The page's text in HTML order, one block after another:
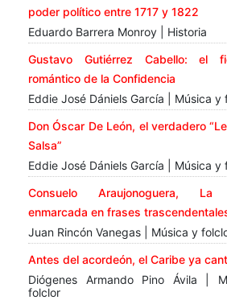
poder político entre 1717 y 1822
Eduardo Barrera Monroy | Historia
Gustavo Gutiérrez Cabello: el
romántico de la Confidencia
Eddie José Dániels García | Música y
Don Óscar De León, el verdadero
Salsa”
Eddie José Dániels García | Música y
Consuelo Araujonoguera, La
enmarcada en frases
Juan Rincón Vanegas | Música y
Antes del acordeón, el Caribe ya
Diógenes Armando Pino Ávila |
folclor